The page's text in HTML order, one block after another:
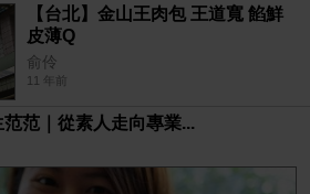
【台北】金山王肉包 王道寬 餡鮮
皮薄Q
俞伶
11 年前
范范｜從素人走向專業...